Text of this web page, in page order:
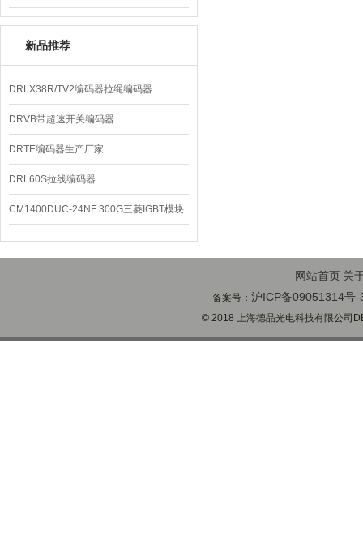
新品推荐
DRLX38R/TV2编码器拉绳编码器
DRVB带超速开关编码器
DRTE编码器生产厂家
DRL60S拉线编码器
CM1400DUC-24NF 300G三菱IGBT模块
网站首页 关
备案号：沪ICP备09051314号-
© 2018 上海德晶光电科技有限公司